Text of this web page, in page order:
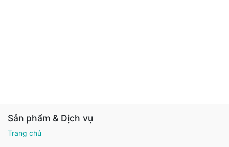
Sản phẩm & Dịch vụ
Trang chủ